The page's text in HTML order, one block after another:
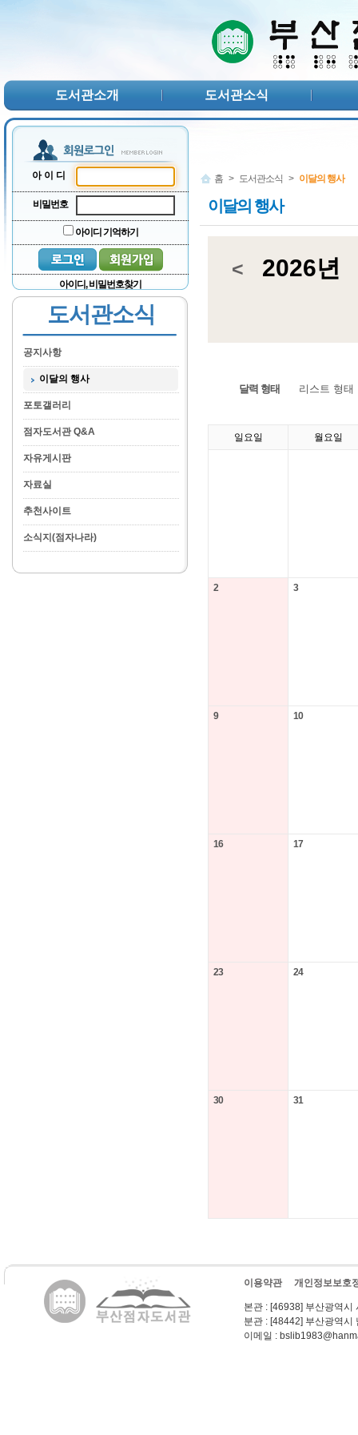
도서관소개 도서관소식
아이디
비밀번호
아이디 기억하기
아이디, 비밀번호찾기
도서관소식
공지사항
이달의 행사
포토갤러리
점자도서관 Q&A
자유게시판
자료실
추천사이트
소식지(점자나라)
홈 > 도서관소식 > 이달의 행사
이달의 행사
< 2026년
달력 형태 리스트 형태
일요일 월요일
2 3
9 10
16 17
23 24
30 31
이용약관 개인정보보호
본관 : [46938] 부산광역
분관 : [48442] 부산광역
이메일 :